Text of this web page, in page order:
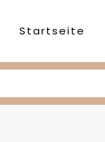
Startseite